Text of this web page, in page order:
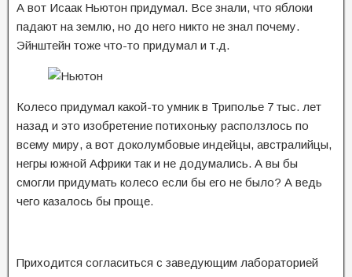
А вот Исаак Ньютон придумал. Все знали, что яблоки
падают на землю, но до него никто не знал почему.
Эйнштейн тоже что-то придумал и т.д.
Колесо придумал какой-то умник в Триполье 7 тыс. лет
назад и это изобретение потихоньку расползлось по
всему миру, а вот доколумбовые индейцы, австралийцы,
негры южной Африки так и не додумались. А вы бы
смогли придумать колесо если бы его не было? А ведь
чего казалось бы проще.
Приходится согласиться с заведующим лабораторией